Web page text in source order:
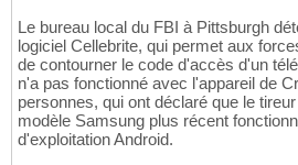
Le bureau local du FBI à Pittsburgh
logiciel Cellebrite, qui permet aux
de contourner le code d'accès d'un
n'a pas fonctionné avec l'appareil de
personnes, qui ont déclaré que le
modèle Samsung plus récent
d'exploitation Android.